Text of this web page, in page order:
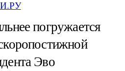
погружается
Эво